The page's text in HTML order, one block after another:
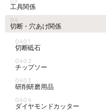
工具関係
04
切断・穴あけ関係
0401
切断砥石
0402
チップソー
0403
研削研磨用品
0404
ダイヤモンドカッター